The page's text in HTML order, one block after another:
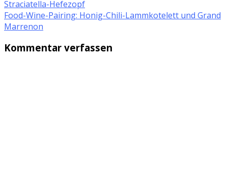
Straciatella-Hefezopf
Food-Wine-Pairing: Honig-Chili-Lammkotelett und Grand
Marrenon
Kommentar verfassen